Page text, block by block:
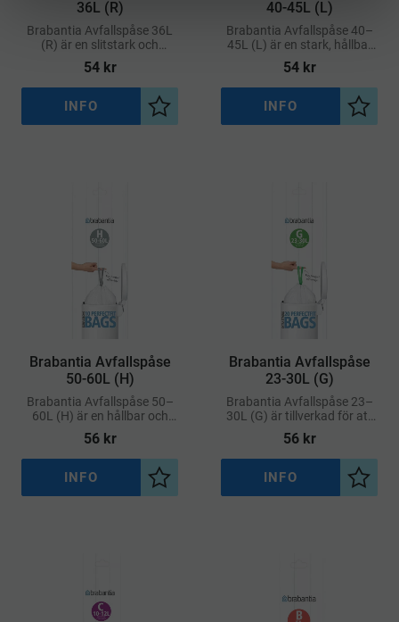
36L (R)
Brabantia Avfallspåse 36L
(R) är en slitstark och
specialanpassad soppåse
med perfekt passform för
Brabantias 36-liters
avfallshinkar märkta med
54kr
Lägg till i önskelista
INFO
40-45L (L)
Brabantia Avfallspåse 40–
45L (L) är en stark, hållbar
och perfekt anpassad
soppåse för Brabantias
avfallshinkar märkta med
kod L
54kr
Lägg
INFO
Brabantia Avfallspåse
50-60L (H)
Brabantia Avfallspåse 50–
60L (H) är en hållbar och
högkvalitativ soppåse med
perfekt passform för
Brabantias stora
avfallshinkar märkta med
56kr
Lägg till i önskelista
INFO
Brabantia Avfallspåse
23-30L (G)
Brabantia Avfallspåse 23–
30L (G) är tillverkad för att
ge en perfekt passform i
Brabantia-hinkar med kod G
56kr
Lägg
INFO